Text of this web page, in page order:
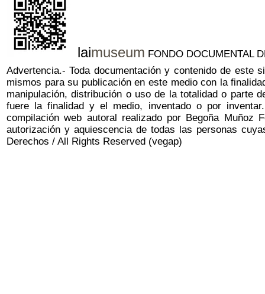
laimuseum FONDO DOCUMENTAL
Advertencia.- Toda documentación y contenido de este
mismos para su publicación en este medio con la
manipulación, distribución o uso de la totalidad o parte
fuere la finalidad y el medio, inventado o por
compilación web autoral realizado por Begoña Muñoz
autorización y aquiescencia de todas las personas
Derechos / All Rights Reserved (vegap)